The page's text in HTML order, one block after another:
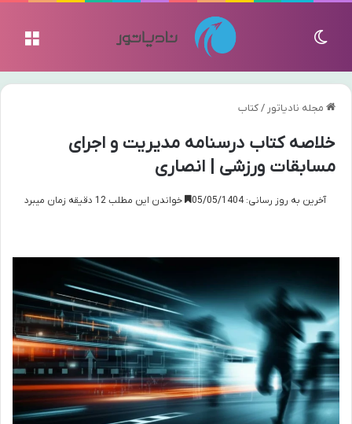
مجله نادیاتور /کتاب
خلاصه کتاب درسنامه مدیریت و اجرای
مسابقات ورزشی | انصاری
آخرین به روز رسانی: 05/05/1404 خواندن این مطلب 12 دقیقه زمان میبرد